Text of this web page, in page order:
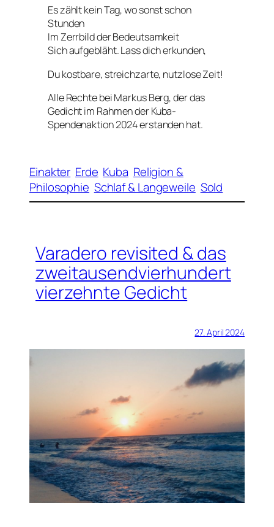
Es zählt kein Tag, wo sonst schon
Stunden
Im Zerrbild der Bedeutsamkeit
Sich aufgebläht. Lass dich erkunden,
Du kostbare, streichzarte, nutzlose Zeit!
Alle Rechte bei Markus Berg, der das
Gedicht im Rahmen der Kuba-
Spendenaktion 2024 erstanden hat.
Einakter Erde Kuba Religion &
Philosophie Schlaf & Langeweile Sold
Varadero revisited & das
zweitausendvierhundert
vierzehnte Gedicht
27. April 2024